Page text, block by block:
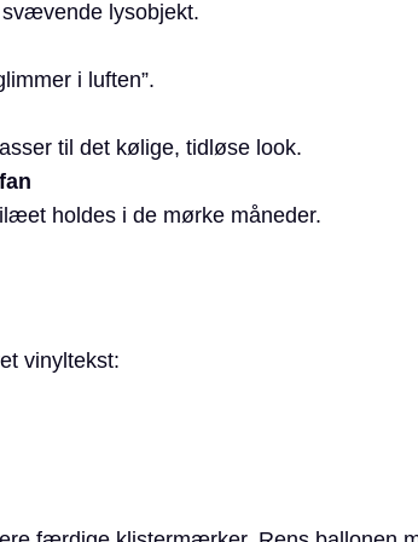
lysobjekt.
i luften”.
til det kølige, tidløse look.
holdes i de mørke måneder.
vinyltekst: